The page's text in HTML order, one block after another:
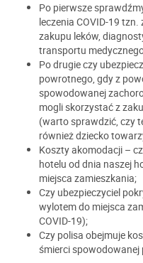
Po pierwsze
leczenia COVID-19
zakupu leków,
transportu
Po drugie czy
powrotnego, gdy z
spowodowanej
mogli skorzystać z
(warto sprawdzić, czy
również dziecko
Koszty akomodacji –
hotelu od dnia naszej
miejsca zamieszkania;
Czy ubezpieczyciel
wylotem do miejsca
COVID-19);
Czy polisa obejmuje
śmierci spowodowanej